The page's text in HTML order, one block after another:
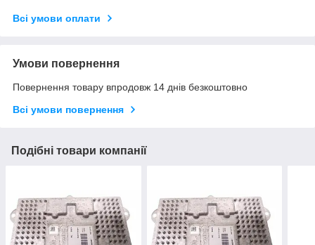
Всі умови оплати
Умови повернення
Повернення товару впродовж 14 днів безкоштовно
Всі умови повернення
Подібні товари компанії